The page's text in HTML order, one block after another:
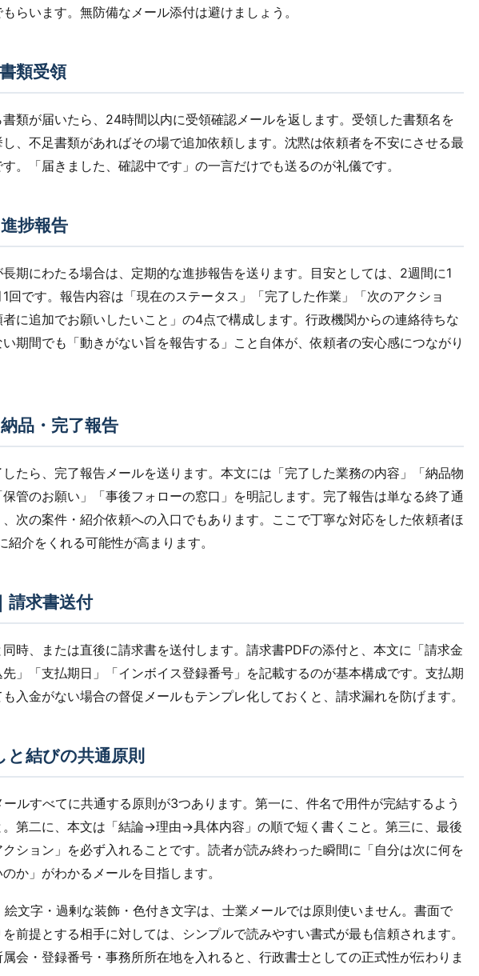
らいます。無防備なメール添付は避けましょう。
類受領
類が届いたら、24時間以内に受領確認メールを返します。受領した書類名を
、不足書類があればその場で追加依頼します。沈黙は依頼者を不安にさせる最
。「届きました、確認中です」の一言だけでも送るのが礼儀です。
捗報告
期にわたる場合は、定期的な進捗報告を送ります。目安としては、2週間に1
回です。報告内容は「現在のステータス」「完了した作業」「次のアクショ
者に追加でお願いしたいこと」の4点で構成します。行政機関からの連絡待ちな
い期間でも「動きがない旨を報告する」こと自体が、依頼者の安心感につながり
品・完了報告
たら、完了報告メールを送ります。本文には「完了した業務の内容」「納品物
管のお願い」「事後フォローの窓口」を明記します。完了報告は単なる終了通
次の案件・紹介依頼への入口でもあります。ここで丁寧な対応をした依頼者ほ
紹介をくれる可能性が高まります。
請求書送付
時、または直後に請求書を送付します。請求書PDFの添付と、本文に「請求金
」「支払期日」「インボイス登録番号」を記載するのが基本構成です。支払期
入金がない場合の督促メールもテンプレ化しておくと、請求漏れを防げます。
と結びの共通原則
ールすべてに共通する原則が3つあります。第一に、件名で用件が完結するよう
。第二に、本文は「結論→理由→具体内容」の順で短く書くこと。第三に、最後
ション」を必ず入れることです。読者が読み終わった瞬間に「自分は次に何を
か」がわかるメールを目指します。
文字・過剰な装飾・色付き文字は、士業メールでは原則使いません。書面で
前提とする相手に対しては、シンプルで読みやすい書式が最も信頼されます。
会・登録番号・事務所所在地を入れると、行政書士としての正式性が伝わりま